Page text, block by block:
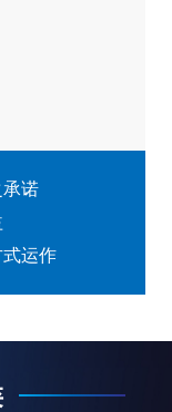
诺
运作